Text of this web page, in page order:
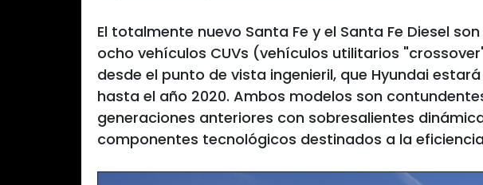
El totalmente nuevo Santa Fe y el Santa Fe Diesel
ocho vehículos CUVs (vehículos utilitarios
desde el punto de vista ingenieril, que Hyundai
hasta el año 2020. Ambos modelos son
generaciones anteriores con sobresalientes
componentes tecnológicos destinados a la